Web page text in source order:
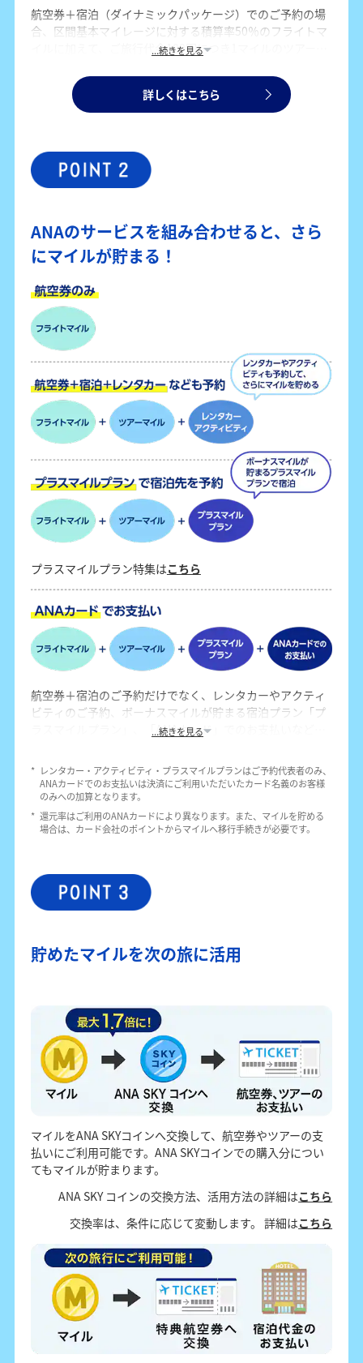
航空券＋宿泊（ダイナミックパッケージ）でのご予約の場
合、区間基本マイレージに対する積算率50％のフライトマ
イルに加えて、ご旅行代金100円につき1マイルのツアーマ
イルを貯めることができます。
...続きを見る
詳しくはこちら
ANAのサービスを組み合わせると、さら
にマイルが貯まる！
プラスマイルプラン特集はこちら
航空券＋宿泊のご予約だけでなく、レンタカーやアクティ
ビティのご予約、ボーナスマイルが貯まる宿泊プラン「プ
ラスマイルプラン」、「ANAカード」でのお支払いなど、
レンタカーやアクティビティでは100円につき1マイル、プ
ラスマイルプランでは1泊あたり最大2,000マイルを貯める
ことが可能です。旅行代金をANAカードで支払えば、さら
にマイルが貯まります。
...続きを見る
* レンタカー・アクティビティ・プラスマイルプランはご予約代表者のみ、
ANAカードでのお支払いは決済にご利用いただいたカード名義のお客様
のみへの加算となります。
* 還元率はご利用のANAカードにより異なります。また、マイルを貯める
場合は、カード会社のポイントからマイルへ移行手続きが必要です。
貯めたマイルを次の旅に活用
マイルをANA SKYコインへ交換して、航空券やツアーの支
払いにご利用可能です。ANA SKYコインでの購入分につい
てもマイルが貯まります。
ANA SKY コインの交換方法、活用方法の詳細はこちら
交換率は、条件に応じて変動します。 詳細はこちら